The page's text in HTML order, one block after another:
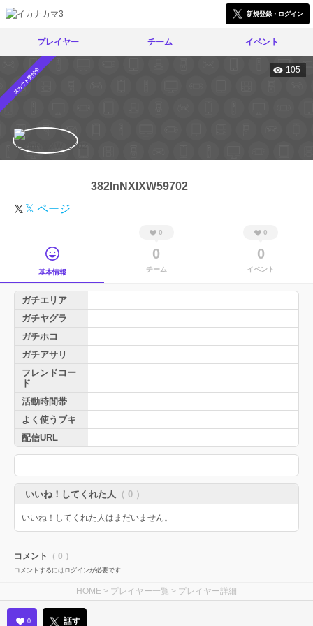
新規登録・ログイン
プレイヤー チーム イベント
スカウト受付中 105
382InNXIXW59702
𝕏 ページ
基本情報
0
0
チーム
0
0
イベント
ガチエリア
ガチヤグラ
ガチホコ
ガチアサリ
フレンドコー
ド
活動時間帯
よく使うブキ
配信URL
いいね！してくれた人 （ 0 ）
いいね！してくれた人はまだいません。
コメント （ 0 ）
コメントするにはログインが必要です
HOME > プレイヤー一覧 > プレイヤー詳細
0 話す